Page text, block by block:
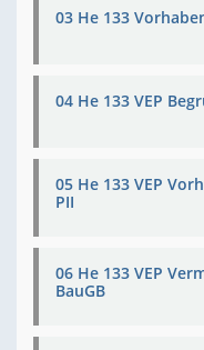
03 He 133
04 He 133 VEP
05 He 133 VEP
PII
06 He 133 VEP
BauGB